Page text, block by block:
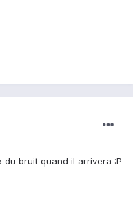
bruit quand il arrivera :P